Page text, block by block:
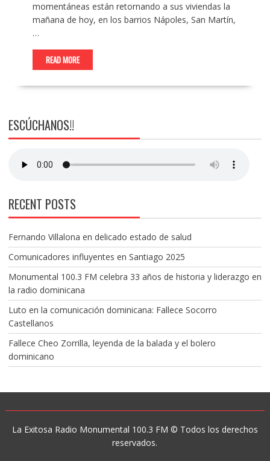
momentáneas están retornando a sus viviendas la
mañana de hoy, en los barrios Nápoles, San Martín,
…
READ MORE
ESCÚCHANOS!!
RECENT POSTS
Fernando Villalona en delicado estado de salud
Comunicadores influyentes en Santiago 2025
Monumental 100.3 FM celebra 33 años de historia y liderazgo en
la radio dominicana
Luto en la comunicación dominicana: Fallece Socorro
Castellanos
Fallece Cheo Zorrilla, leyenda de la balada y el bolero
dominicano
La Exitosa Radio Monumental 100.3 FM © Todos los derechos
reservados.